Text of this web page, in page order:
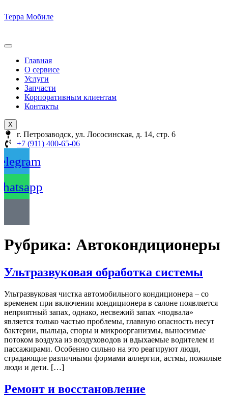
Терра Мобиле
Главная
О сервисе
Услуги
Запчасти
Корпоративным клиентам
Контакты
X
г. Петрозаводск, ул. Лососинская, д. 14, стр. 6
+7 (911) 400-65-06
Рубрика: Автокондиционеры
Ультразвуковая обработка системы
Ультразвуковая чистка автомобильного кондиционера – со
временем при включении кондиционера в салоне появляется
неприятный запах, однако, несвежий запах «подвала»
является только частью проблемы, главную опасность несут
бактерии, пыльца, споры и микроорганизмы, выносимые
потоком воздуха из воздуховодов и вдыхаемые водителем и
пассажирами. Особенно сильно на это реагируют люди,
страдающие различными формами аллергии, астмы, пожилые
люди и дети. […]
Ремонт и восстановление